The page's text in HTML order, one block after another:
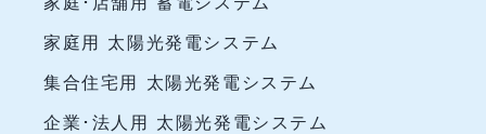
家庭用 太陽光発電システム
集合住宅用 太陽光発電システム
企業･法人用 太陽光発電システム